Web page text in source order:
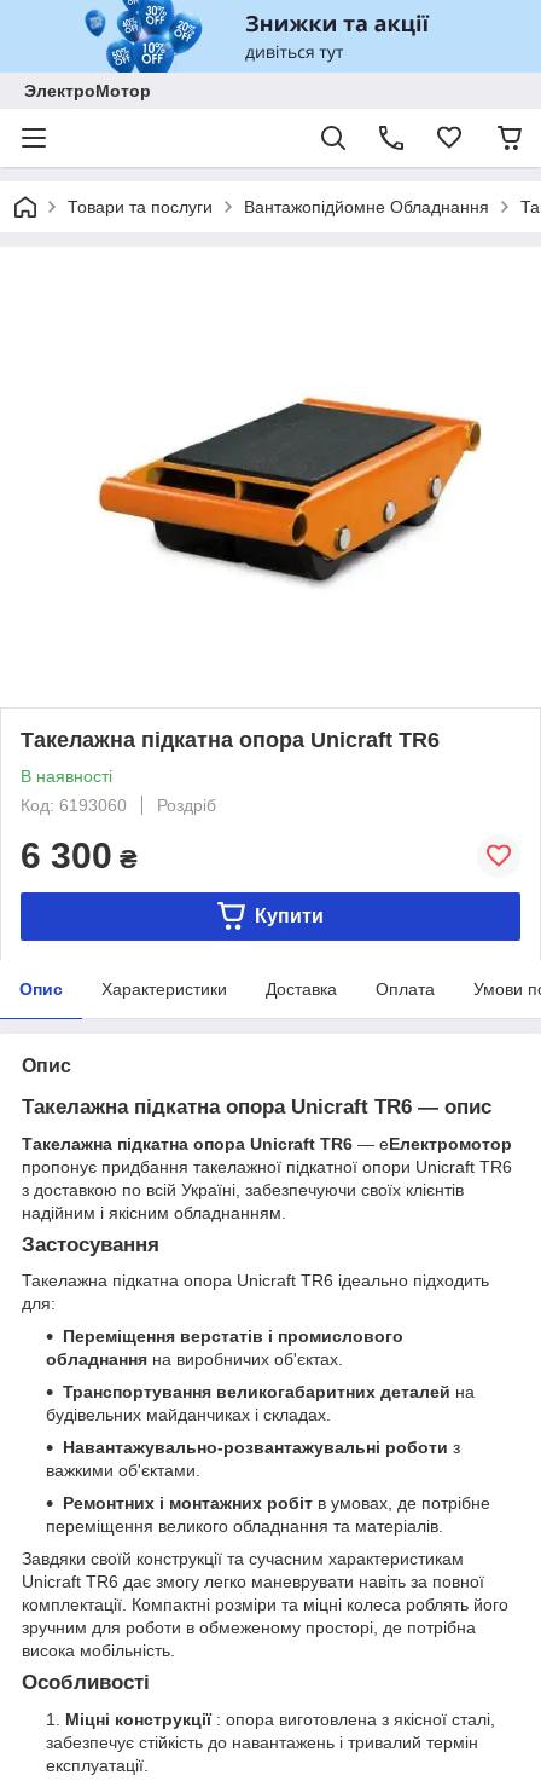
ЭлектроМотор
Товари та послуги Вантажопідйомне Обладнання
Такелажна підкатна опора Unicraft TR6
В наявності
Код: 6193060
Роздріб
6 300 ₴
Купити
Опис Характеристики Доставка Оплата Умови
Опис
Такелажна підкатна опора Unicraft TR6 — опис
Такелажна підкатна опора Unicraft TR6 — еЕлектромотор
пропонує придбання такелажної підкатної опори Unicraft TR6
з доставкою по всій Україні, забезпечуючи своїх клієнтів
надійним і якісним обладнанням.
Застосування
Такелажна підкатна опора Unicraft TR6 ідеально підходить
для:
Переміщення верстатів і промислового
обладнання на виробничих об'єктах.
Транспортування великогабаритних деталей на
будівельних майданчиках і складах.
Навантажувально-розвантажувальні роботи з
важкими об'єктами.
Ремонтних і монтажних робіт в умовах, де потрібне
переміщення великого обладнання та матеріалів.
Завдяки своїй конструкції та сучасним характеристикам
Unicraft TR6 дає змогу легко маневрувати навіть за повної
комплектації. Компактні розміри та міцні колеса роблять його
зручним для роботи в обмеженому просторі, де потрібна
висока мобільність.
Особливості
Міцні конструкції: опора виготовлена з якісної сталі,
забезпечує стійкість до навантажень і тривалий термін
експлуатації.